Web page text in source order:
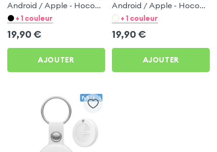
Android / Apple - Hoco
Blanc pour Apple iPad 4
+ 1 couleur
19,90 €
AJOUTER
Android / Apple - Hoco
Noir pour Apple iPad 4
+ 1 couleur
19,90 €
AJOUTER